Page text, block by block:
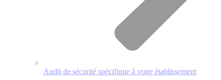
Audit de sécurité spécifique à votre établissement